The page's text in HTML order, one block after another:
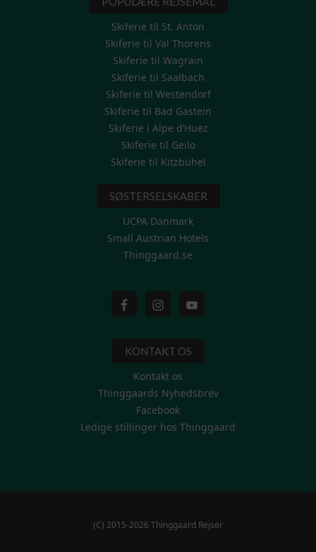
Skiferie til St. Anton
Skiferie til Val Thorens
Skiferie til Wagrain
Skiferie til Saalbach
Skiferie til Westendorf
Skiferie til Bad Gastein
Skiferie i Alpe d’Huez
Skiferie til Geilo
Skiferie til Kitzbühel
SØSTERSELSKABER
UCPA Danmark
Small Austrian Hotels
Thinggaard.se
KONTAKT OS
Kontakt os
Thinggaards Nyhedsbrev
Facebook
Ledige stillinger hos Thinggaard
(C) 2015-2026 Thinggaard Rejser